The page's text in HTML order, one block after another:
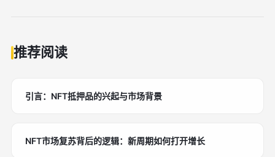
推荐阅读
引言：NFT抵押品的兴起与市场背景
NFT市场复苏背后的逻辑：新周期如何打开增长